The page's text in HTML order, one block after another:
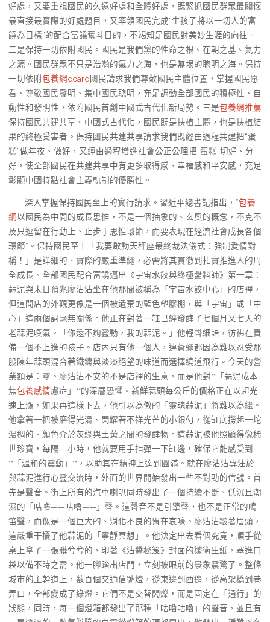
好處，又要重視國民的久遠好處和全體好處，既緊抓國民群眾最關懷
最直接最實際的好處題目，又率領國民完成“生孩子將以一切人的富
饒為目標”的配合富饒奮斗目的，不竭知足國民對美妙生涯的向往。
二是保持一切依附國民。國民是我們黨的性命之根、在朝之基、氣力
之源。國民群眾不只是浩瀚的氣力之海，也是無垠的聰明之海。保持
一切依附包養網dcard國民請求我們尊敬國民主體位置，掌握國民愿
看、尊敬國民發明、集中國民聰明，充足調動全部國民的積極性、自
動性和發明性，依附國民首創中國式古代化新局勢。三是包養網推薦
保持國民共建共享。中國式古代化，國民既是扶植主體，也是扶植結
果的終極受害者。保持國民共建共享請求我們既經由過程共建把“蛋
糕”做年夜、做好，又經由過程增進社會公正公理把“蛋糕”切好、分
好，使全部國民在共建共享中有更多取得感、幸福感和平安感，充足
彰顯中國特點社會主義軌制的優勝性。
深入掌握保持國民至上的實行請求。習近平總書記指出，“包養
網以國民為中間的成長思惟，不是一個抽象的、玄奧的概念，不克不
及只逗留在行動上、止步于思惟環節，而要表現在經濟社會成長各個
環節”。保持國民至上「我要啟動天秤座最終裁決儀式：強制愛情對
稱！」是詳細的、實際的嚴重準繩，必需將其貫徹到扎實推進人的周
全成長、全部國民配合富饒邁出《宇宙水餃與終極醬料師》第一章：
蒜泥與末日預兆廖沾沾坐在他那間被稱為「宇宙水餃中心」的店裡，
但這間店的外觀更像是一個被遺棄的藍色塑膠棚，與「宇宙」或「中
心」這兩個詞毫無關係。他正在對著一缸已經發酵了七個月又七天的
老蒜泥嘆氣。「你還不夠靈動，我的蒜泥。」他輕聲細語，彷彿在責
備一個不上進的孩子。店內只有他一個人，連蒼蠅都因為難以忍受那
股陳年蒜頭混合著鐵鏽與淡淡絕望的味道而選擇繞道飛行。今天的營
業額是：零。廖沾沾不安的不是店裡的生意，而是他對**「蒜泥成本
焦包養感情慮症」**的深層恐懼。新鮮蒜頭每公斤的價格正在以超光
速上漲，如果再這樣下去，他引以為傲的「靈魂蒜泥」將難以為繼。
他拿著一把被磨得光滑、閃耀著不祥光芒的小銀勺，從缸底撈起一坨
濃稠的、顏色介於灰綠與土黃之間的發酵物。這蒜泥被他照顧得像稀
世珍寶，每隔三小時，他就要用手指彈一下缸邊，確保它能感受到
**「溫和的震動」**，以助其在精神上達到圓滿。就在廖沾沾專注於
與蒜泥進行心靈交流時，外面的世界開始發出一些不對勁的信號。首
先是聲音。街上所有的汽車喇叭同時發出了一個持續不斷、低沉且潮
濕的「咕嚕——咕嚕——」聲。這聲音不是引擎聲，也不是正常的鳴
笛聲，而像是一個巨大的、消化不良的胃在哀嚎。廖沾沾皺著眉頭，
這嚴重干擾了他蒜泥的「寧靜冥想」。他決定出去看個究竟，順手從
桌上拿了一張髒兮兮的，印著《沾醬秘笈》封面的皺衛生紙，塞進口
袋以備不時之需。他一腳踏出店門，立刻被眼前的景象震驚了。整條
城市的主幹道上，數百個交通信號燈，從東邊到西邊，從高架橋到巷
弄口，全部變成了綠燈。它們不是交替閃爍，而是固定在「通行」的
狀態，同時，每一個燈箱都發出了那種「咕嚕咕嚕」的聲音，並且有